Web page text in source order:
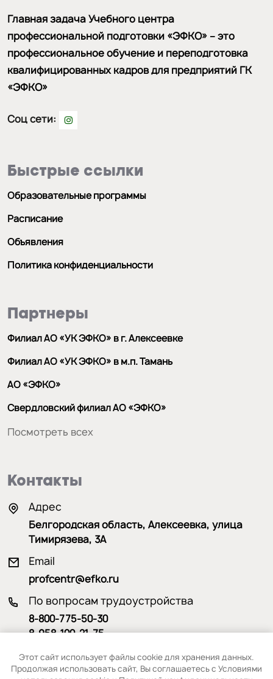
Главная задача Учебного центра
профессиональной подготовки «ЭФКО» – это
профессиональное обучение и переподготовка
квалифицированных кадров для предприятий ГК
«ЭФКО»
Соц сети:
Быстрые ссылки
Образовательные программы
Расписание
Объявления
Политика конфиденциальности
Партнеры
Филиал АО «УК ЭФКО» в г. Алексеевке
Филиал АО «УК ЭФКО» в м.п. Тамань
АО «ЭФКО»
Свердловский филиал АО «ЭФКО»
Посмотреть всех
Контакты
Адрес
Белгородская область, Алексеевка, улица
Тимирязева, 3А
Email
profcentr@efko.ru
По вопросам трудоустройства
8-800-775-50-30
8-958-100-21-75
По вопросам обучения
8-915-570-31-13
Этот сайт использует файлы cookie для хранения данных.
Продолжая использовать сайт, Вы соглашаетесь с Условиями